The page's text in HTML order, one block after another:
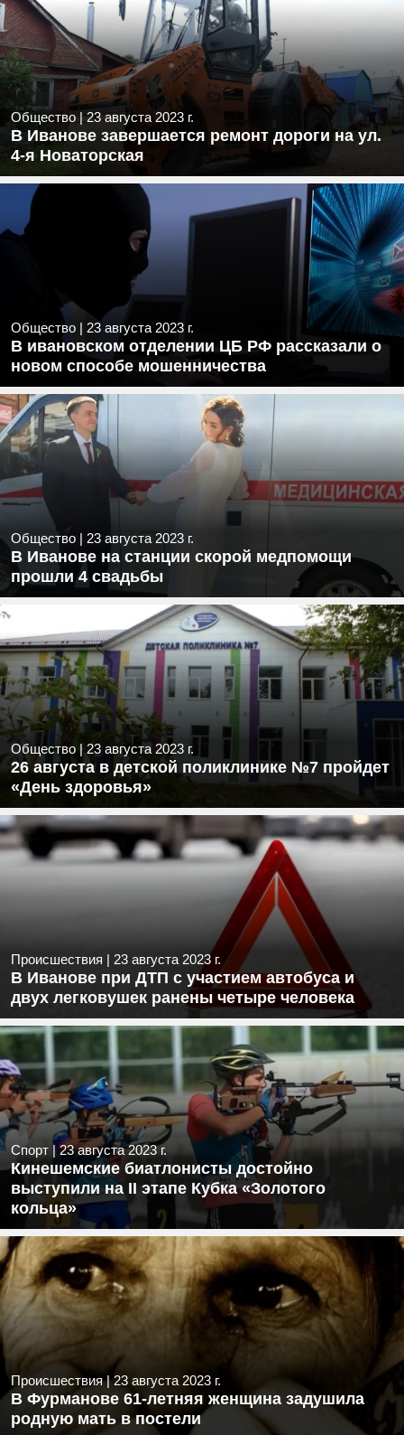
Общество |23 августа 2023 г.
В Иванове завершается ремонт дороги на ул.
4-я Новаторская
Общество | 23 августа 2023 г.
В ивановском отделении ЦБ РФ рассказали о
новом способе мошенничества
Общество | 23 августа 2023 г.
В Иванове на станции скорой медпомощи
прошли 4 свадьбы
Общество | 23 августа 2023 г.
26 августа в детской поликлинике №7 пройдет
«День здоровья»
Происшествия | 23 августа 2023 г.
В Иванове при ДТП с участием автобуса и
двух легковушек ранены четыре человека
Спорт |23 августа 2023 г.
Кинешемские биатлонисты достойно
выступили на II этапе Кубка «Золотого
кольца»
Происшествия|23 августа 2023 г.
В Фурманове 61-летняя женщина задушила
родную мать в постели